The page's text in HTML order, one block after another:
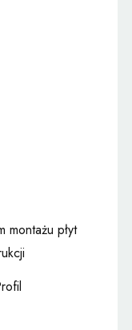
montażu płyt